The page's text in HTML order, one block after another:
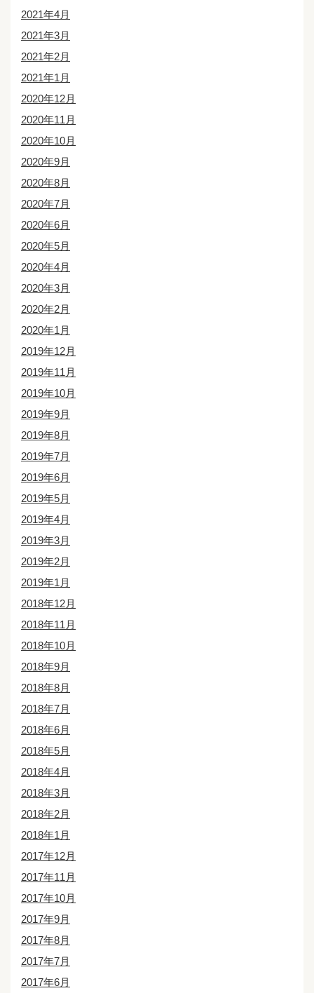
2021年4月
2021年3月
2021年2月
2021年1月
2020年12月
2020年11月
2020年10月
2020年9月
2020年8月
2020年7月
2020年6月
2020年5月
2020年4月
2020年3月
2020年2月
2020年1月
2019年12月
2019年11月
2019年10月
2019年9月
2019年8月
2019年7月
2019年6月
2019年5月
2019年4月
2019年3月
2019年2月
2019年1月
2018年12月
2018年11月
2018年10月
2018年9月
2018年8月
2018年7月
2018年6月
2018年5月
2018年4月
2018年3月
2018年2月
2018年1月
2017年12月
2017年11月
2017年10月
2017年9月
2017年8月
2017年7月
2017年6月